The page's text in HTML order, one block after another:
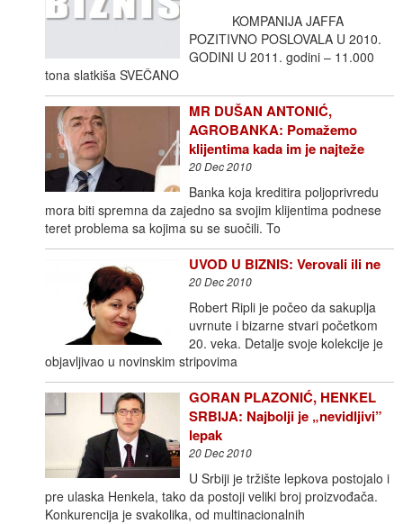
KOMPANIJA JAFFA
POZITIVNO POSLOVALA U 2010.
GODINI U 2011. godini – 11.000
tona slatkiša SVEČANO
MR DUŠAN ANTONIĆ,
AGROBANKA: Pomažemo
klijentima kada im je najteže
20 Dec 2010
Banka koja kreditira poljoprivredu
mora biti spremna da zajedno sa svojim klijentima podnese
teret problema sa kojima su se suočili. To
UVOD U BIZNIS: Verovali ili ne
20 Dec 2010
Robert Ripli je počeo da sakuplja
uvrnute i bizarne stvari početkom
20. veka. Detalje svoje kolekcije je
objavljivao u novinskim stripovima
GORAN PLAZONIĆ, HENKEL
SRBIJA: Najbolji je „nevidljivi”
lepak
20 Dec 2010
U Srbiji je tržište lepkova postojalo i
pre ulaska Henkela, tako da postoji veliki broj proizvođača.
Konkurencija je svakolika, od multinacionalnih